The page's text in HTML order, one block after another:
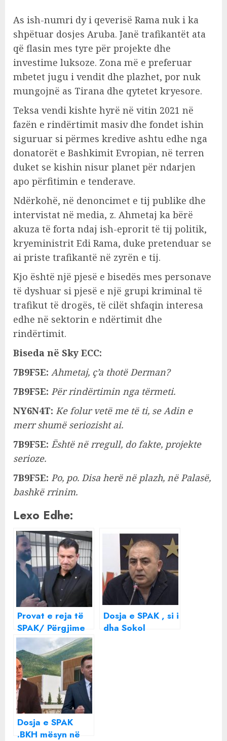
As ish-numri dy i qeverisë Rama nuk i ka
shpëtuar dosjes Aruba. Janë trafikantët ata
që flasin mes tyre për projekte dhe
investime luksoze. Zona më e preferuar
mbetet jugu i vendit dhe plazhet, por nuk
mungojnë as Tirana dhe qytetet kryesore.
Teksa vendi kishte hyrë në vitin 2021 në
fazën e rindërtimit masiv dhe fondet ishin
siguruar si përmes kredive ashtu edhe nga
donatorët e Bashkimit Evropian, në terren
duket se kishin nisur planet për ndarjen
apo përfitimin e tenderave.
Ndërkohë, në denoncimet e tij publike dhe
intervistat në media, z. Ahmetaj ka bërë
akuza të forta ndaj ish-eprorit të tij politik,
kryeministrit Edi Rama, duke pretenduar se
ai priste trafikantë në zyrën e tij.
Kjo është një pjesë e bisedës mes personave
të dyshuar si pjesë e një grupi kriminal të
trafikut të drogës, të cilët shfaqin interesa
edhe në sektorin e ndërtimit dhe
rindërtimit.
Biseda në Sky ECC:
7B9F5E: Ahmetaj, ç’a thotë Derman?
7B9F5E: Për rindërtimin nga tërmeti.
NY6N4T: Ke folur vetë me të ti, se Adin e
merr shumë seriozisht ai.
7B9F5E: Është në rregull, do fakte, projekte
serioze.
7B9F5E: Po, po. Disa herë në plazh, në Palasë,
bashkë rrinim.
Lexo Edhe:
Provat e reja të
SPAK/ Përgjime
ambientale në
burg e përgjime
telefonike mes
dy vëllezërve
Veliaj
Dosja e SPAK , si i
dha Sokol
Dosja e SPAK
.BKH mësyn në